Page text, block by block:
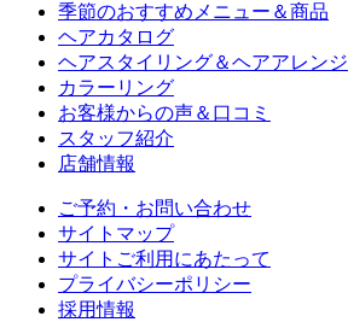
季節のおすすめメニュー＆商品
ヘアカタログ
ヘアスタイリング＆ヘアアレンジ
カラーリング
お客様からの声＆口コミ
スタッフ紹介
店舗情報
ご予約・お問い合わせ
サイトマップ
サイトご利用にあたって
プライバシーポリシー
採用情報